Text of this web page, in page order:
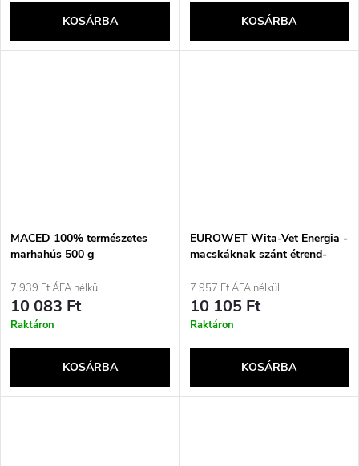
KOSÁRBA KOSÁRBA
MACED 100% természetes
marhahús 500 g
7 939 Ft ÁFA nélkül
10 083 Ft
Raktáron
KOSÁRBA
EUROWET Wita-Vet Energia -
macskáknak szánt étrend-
7 957 Ft ÁFA nélkül
10 105 Ft
Raktáron
KOSÁRBA